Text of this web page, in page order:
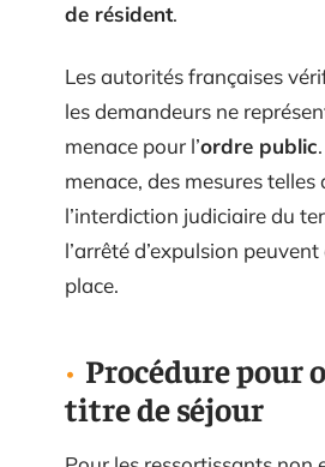
de résident.
Les autorités françaises
les demandeurs ne
menace pour l’ordre public
menace, des mesures telles
l’interdiction judiciaire du
l’arrêté d’expulsion
place.
Procédure pour
titre de séjour